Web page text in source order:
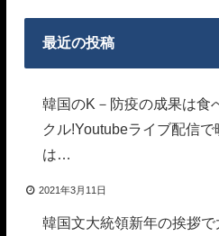
最近の投稿
韓国のK－防疫の成果は食
クル!Youtubeライブ配信で
は…
2021年3月11日
韓国文大統領新年の挨拶